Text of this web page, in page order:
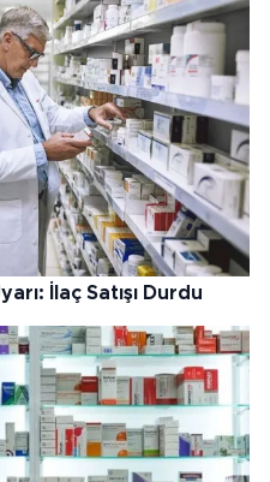
İlaç Satışı Durdu